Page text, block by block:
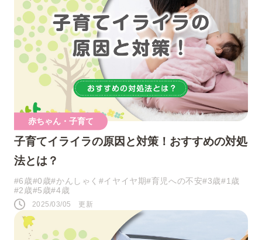
赤ちゃん・子育て
子育てイライラの原因と対策！おすすめの対処
法とは？
#6歳#0歳#かんしゃく #イヤイヤ期#育児への不安#3歳#1歳
#2歳#5歳#4歳
2025/03/05 更新